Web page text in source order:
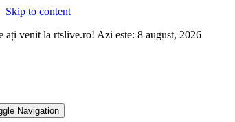
Skip to content
ați venit la rtslive.ro! Azi este: 8 august, 2026
Navigation